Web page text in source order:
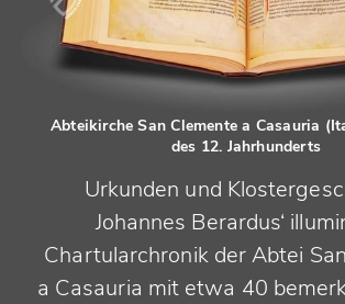
Abteikirche San Clemente a Casauria
des 12. Jahrhunderts
Urkunden und
Johannes Berardus‘
Chartularchronik der Abtei
a Casauria mit etwa 40